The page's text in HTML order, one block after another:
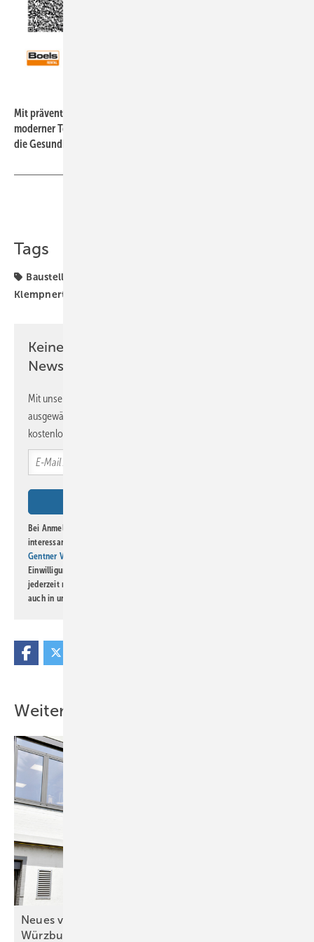
Mit präventiven Maßnahmen, klaren Verantwortlichkeiten und
moderner Technologie lassen sich Unfälle wirksam vermeiden und
die Gesundheit der Mitarbeitenden schützen
Tags
Baustelle
Klempnertag
Keine Zeit? Kein Problem mit dem BM
Newsletter!
Mit unserem Newsletter erhalten Sie regelmäßig von uns
ausgewählte Informationen und Neuigkeiten, gebündelt und
kostenlos direkt ins Postfach.
Bei Anmeldung zu diesem Newsletter bin ich damit einverstanden, über
interessante Verlags- und Online-Angebote
Gentner Verlag GmbH & Co. KG
Einwilligung kann ich jederzeit widerrufen und eine Abmeldung ist
jederzeit möglich. Informationen zum Umgang mit Daten finden Sie
auch in unserer
Weitere Inhalte
Neues von der (für die) Spengler-Meisterschule in
Würzburg